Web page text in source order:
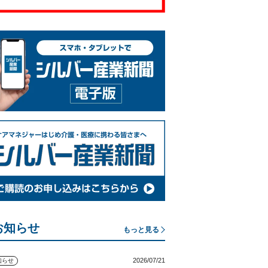
知らせ もっと見る
らせ 2026/07/21